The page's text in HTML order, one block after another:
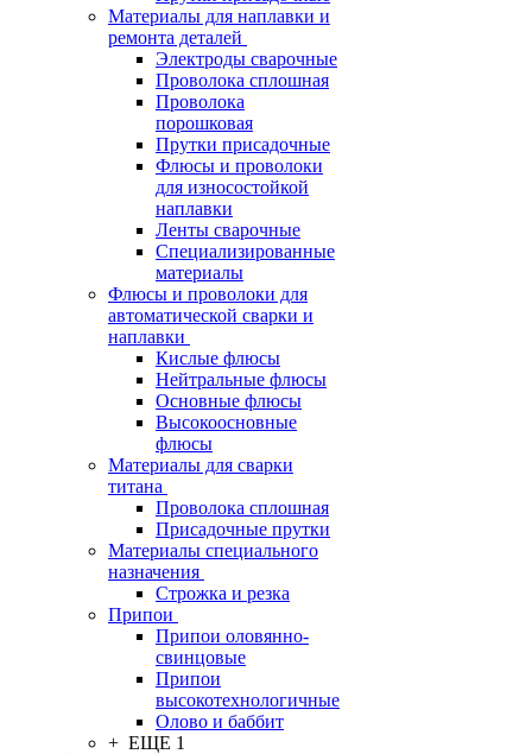
Материалы для наплавки и
ремонта деталей
Электроды сварочные
Проволока сплошная
Проволока
порошковая
Прутки присадочные
Флюсы и проволоки
для износостойкой
наплавки
Ленты сварочные
Специализированные
материалы
Флюсы и проволоки для
автоматической сварки и
наплавки
Кислые флюсы
Нейтральные флюсы
Основные флюсы
Высокоосновные
флюсы
Материалы для сварки
титана
Проволока сплошная
Присадочные прутки
Материалы специального
назначения
Строжка и резка
Припои
Припои оловянно-
свинцовые
Припои
высокотехнологичные
Олово и баббит
+ ЕЩЕ 1